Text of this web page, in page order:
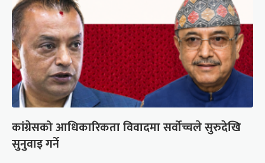
कांग्रेसको आधिकारिकता विवादमा सर्वोच्चले सुरुदेखि
सुनुवाइ गर्ने